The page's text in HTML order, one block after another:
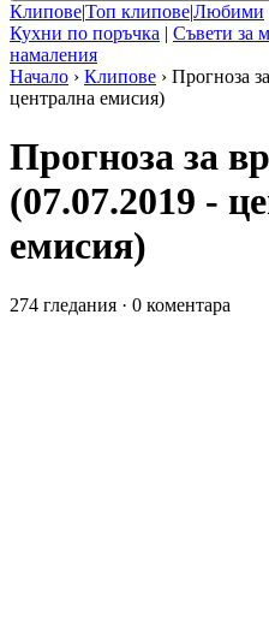
Клипове|Топ клипове|Любими
Кухни по поръчка | Съвети за
намаления
Начало › Клипове › Прогноза
централна емисия)
Прогноза за
(07.07.2019 -
емисия)
274 гледания · 0 коментара